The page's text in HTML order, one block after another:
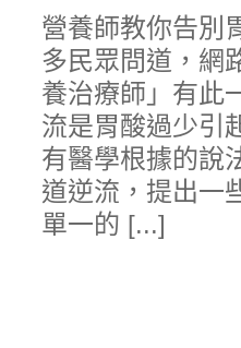
營養師教你告別
多民眾問道，網
養治療師」有此
流是胃酸過少引
有醫學根據的說
道逆流，提出一
單一的 [...]